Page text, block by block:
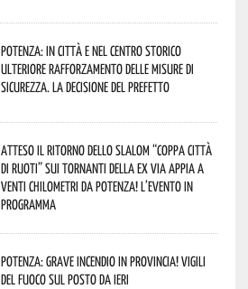
Potenza: in città e nel centro storico
ulteriore rafforzamento delle misure di
sicurezza. La decisione del Prefetto
Atteso il ritorno dello slalom “Coppa Città
di Ruoti” sui tornanti della ex via Appia a
venti chilometri da Potenza! L’evento in
programma
Potenza: grave incendio in Provincia! Vigili
del fuoco sul posto da ieri